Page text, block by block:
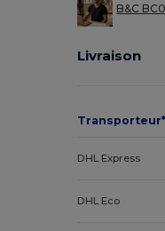
B&C
Livraison
Transporteur*
DHL Express
DHL Eco